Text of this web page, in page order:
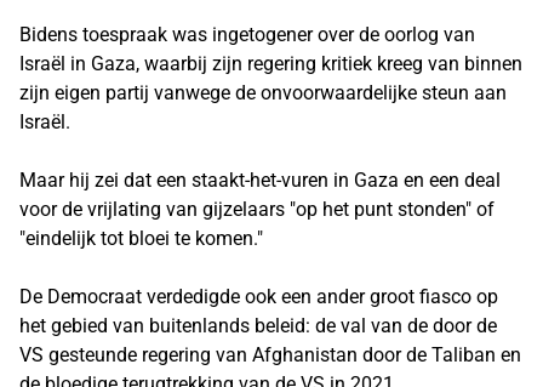
Bidens toespraak was ingetogener over de oorlog van
Israël in Gaza, waarbij zijn regering kritiek kreeg van binnen
zijn eigen partij vanwege de onvoorwaardelijke steun aan
Israël.
Maar hij zei dat een staakt-het-vuren in Gaza en een deal
voor de vrijlating van gijzelaars "op het punt stonden" of
"eindelijk tot bloei te komen."
De Democraat verdedigde ook een ander groot fiasco op
het gebied van buitenlands beleid: de val van de door de
VS gesteunde regering van Afghanistan door de Taliban en